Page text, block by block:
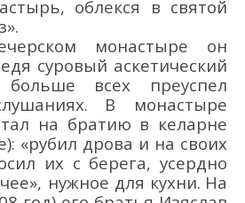
облекся в святой
».
монастыре он
суровый аскетический
всех преуспел
В монастыре
на братию в келарне
): «рубил дрова и на своих
их с берега, усердно
», нужное для кухни. На